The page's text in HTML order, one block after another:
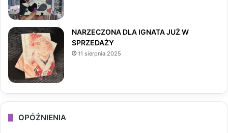
NARZECZONA DLA IGNATA JUŻ W
SPRZEDAŻY
11 sierpnia 2025
OPÓŹNIENIA